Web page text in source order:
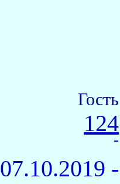
Гость
124
-
07.10.2019 -